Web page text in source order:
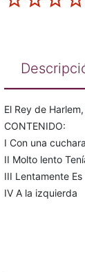
El Rey de
CONTENIDO:
I Con una cuchara
II Molto lento
III Lentamente
IV A la izquierda